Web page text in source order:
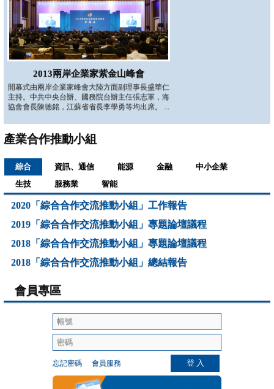
2013兩岸企業家紫金山峰會
開幕式由兩岸企業家峰會大陸方面副理事長盛華仁
主持。中共中央台辦、國務院台辦主任張志軍，海
協會會長陳德銘，江蘇省省長李學勇等均出席。 ...
產業合作推動小組
綜合 資訊、通信 能源 金融
中小企業
生技
服務業 智能
2020「綜合合作交流推動小組」工作報告
2019「綜合合作交流推動小組」專題論壇議程
2018「綜合合作交流推動小組」專題論壇議程
2018「綜合合作交流推動小組」總結報告
會員專區
忘記密碼 會員服務